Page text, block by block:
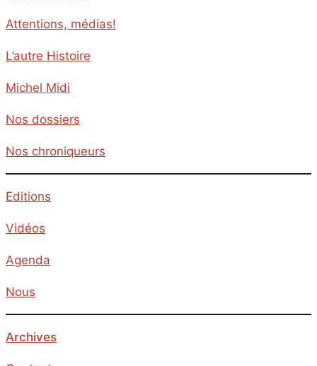
Attentions, médias!
L’autre Histoire
Michel Midi
Nos dossiers
Nos chroniqueurs
Editions
Vidéos
Agenda
Nous
Archives